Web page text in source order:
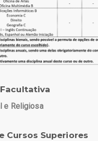
e Religiosa
Cursos Superiores